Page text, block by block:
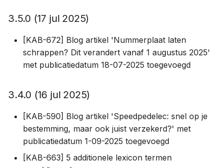
3.5.0 (17 jul 2025)
[KAB-672] Blog artikel 'Nummerplaat laten
schrappen? Dit verandert vanaf 1 augustus 2025'
met publicatiedatum 18-07-2025 toegevoegd
3.4.0 (16 jul 2025)
[KAB-590] Blog artikel 'Speedpedelec: snel op je
bestemming, maar ook juist verzekerd?' met
publicatiedatum 1-09-2025 toegevoegd
[KAB-663] 5 additionele lexicon termen